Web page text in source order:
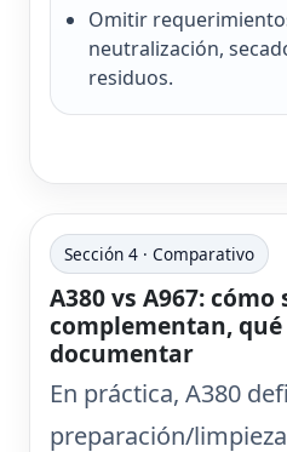
Omitir
neutralización,
residuos.
Sección 4 · Comparativo
A380 vs A967: cómo
complementan,
documentar
En práctica, A380
preparación/